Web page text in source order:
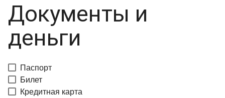
Документы и
деньги
Паспорт
Билет
Кредитная карта